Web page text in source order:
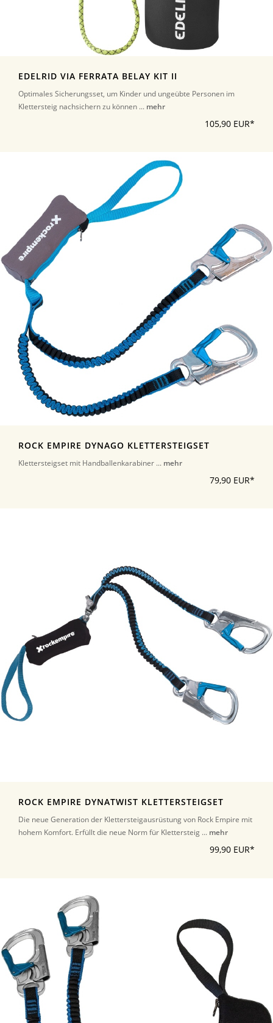
EDELRID VIA FERRATA BELAY KIT II
Optimales Sicherungsset, um Kinder und ungeübte Personen im
Klettersteig nachsichern zu können ... mehr
105,90 EUR*
ROCK EMPIRE DYNAGO KLETTERSTEIGSET
Klettersteigset mit Handballenkarabiner ... mehr
79,90 EUR*
ROCK EMPIRE DYNATWIST KLETTERSTEIGSET
Die neue Generation der Klettersteigausrüstung von Rock Empire mit
hohem Komfort. Erfüllt die neue Norm für Klettersteig ... mehr
99,90 EUR*